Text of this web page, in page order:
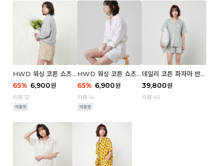
HWD 워싱 코튼 쇼츠
(우먼) - 02 Retro flo
wer
65% 6,900원
리뷰 32
HWD 워싱 코튼 쇼츠
(우먼) - 01 Blue whal
e
65% 6,900원
리뷰 14
데일리 코튼 파자마 반팔
세트 (우먼) - 03 Sum
mer lane
39,800원
리뷰 40